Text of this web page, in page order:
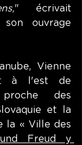
" écrivait
ouvrage
Vienne
à l'est de
des
et la
la « Ville des
Freud y